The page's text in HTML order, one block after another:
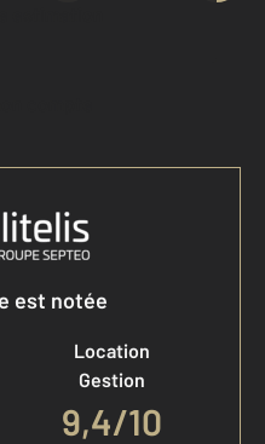
estimation
compte
est notée
Location
Gestion
9,4/10